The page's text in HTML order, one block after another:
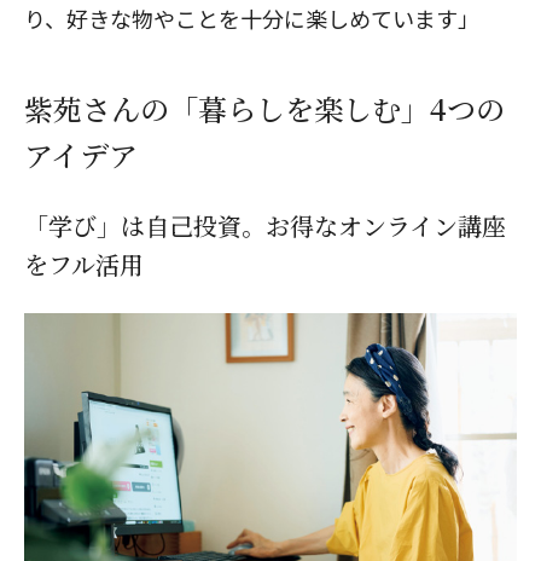
り、好きな物やことを十分に楽しめています」
紫苑さんの「暮らしを楽しむ」4つの
アイデア
「学び」は自己投資。お得なオンライン講座
をフル活用